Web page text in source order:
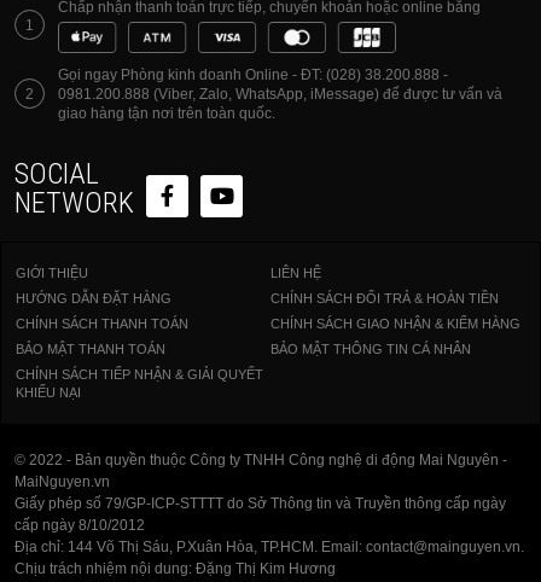
1
Chấp nhận thanh toán trực tiếp, chuyển khoản hoặc online bằng
2
Gọi ngay Phòng kinh doanh Online - ĐT: (028) 38.200.888 -
0981.200.888 (Viber, Zalo, WhatsApp, iMessage) để được tư vấn và
giao hàng tận nơi trên toàn quốc.
SOCIAL
NETWORK
GIỚI THIỆU
LIÊN HỆ
HƯỚNG DẪN ĐẶT HÀNG
CHÍNH SÁCH ĐỔI TRẢ & HOÀN TIỀN
CHÍNH SÁCH THANH TOÁN
CHÍNH SÁCH GIAO NHẬN & KIỂM HÀNG
BẢO MẬT THANH TOÁN
BẢO MẬT THÔNG TIN CÁ NHÂN
CHÍNH SÁCH TIẾP NHẬN & GIẢI QUYẾT
KHIẾU NẠI
© 2022 - Bản quyền thuộc Công ty TNHH Công nghệ di động Mai Nguyên -
MaiNguyen.vn
Giấy phép số 79/GP-ICP-STTTT do Sở Thông tin và Truyền thông cấp ngày
cấp ngày 8/10/2012
Địa chỉ: 144 Võ Thị Sáu, P.Xuân Hòa, TP.HCM. Email: contact@mainguyen.vn.
Chịu trách nhiệm nội dung: Đặng Thị Kim Hương